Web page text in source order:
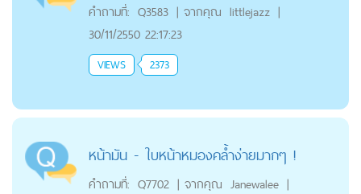
คำถามที่: Q3583 | จากคุณ littlejazz |
30/11/2550 22:17:23
VIEWS 2373
หน้ามัน - ใบหน้าหมองคล้ำง่ายมากๆ !
คำถามที่: Q7702 | จากคุณ Janewalee |